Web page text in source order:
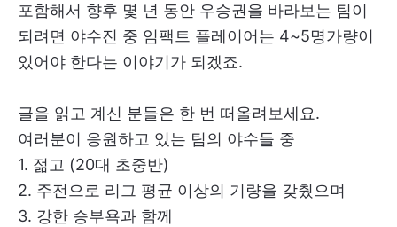
포함해서 향후 몇 년 동안 우승권을 바라보는 팀이
되려면 야수진 중 임팩트 플레이어는 4~5명가량이
있어야 한다는 이야기가 되겠죠.
글을 읽고 계신 분들은 한 번 떠올려보세요.
여러분이 응원하고 있는 팀의 야수들 중
1. 젊고 (20대 초중반)
2. 주전으로 리그 평균 이상의 기량을 갖췄으며
3. 강한 승부욕과 함께